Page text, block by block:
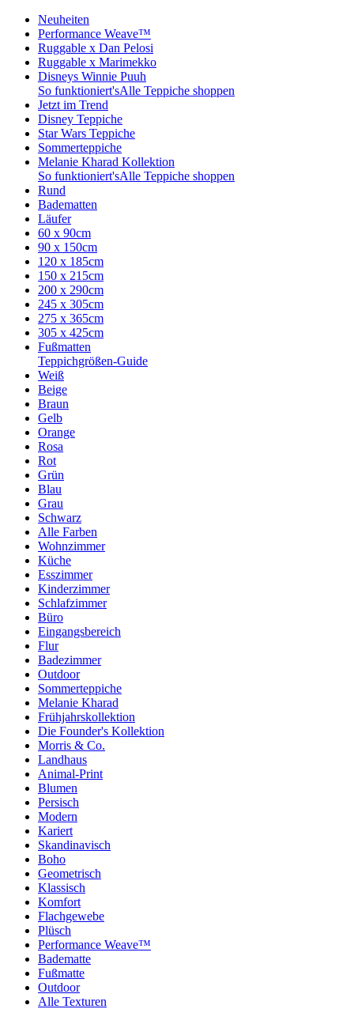
Neuheiten
Performance Weave™
Ruggable x Dan Pelosi
Ruggable x Marimekko
Disneys Winnie Puuh
So funktioniert'sAlle Teppiche shoppen
Jetzt im Trend
Disney Teppiche
Star Wars Teppiche
Sommerteppiche
Melanie Kharad Kollektion
So funktioniert'sAlle Teppiche shoppen
Rund
Badematten
Läufer
60 x 90cm
90 x 150cm
120 x 185cm
150 x 215cm
200 x 290cm
245 x 305cm
275 x 365cm
305 x 425cm
Fußmatten
Teppichgrößen-Guide
Weiß
Beige
Braun
Gelb
Orange
Rosa
Rot
Grün
Blau
Grau
Schwarz
Alle Farben
Wohnzimmer
Küche
Esszimmer
Kinderzimmer
Schlafzimmer
Büro
Eingangsbereich
Flur
Badezimmer
Outdoor
Sommerteppiche
Melanie Kharad
Frühjahrskollektion
Die Founder's Kollektion
Morris & Co.
Landhaus
Animal-Print
Blumen
Persisch
Modern
Kariert
Skandinavisch
Boho
Geometrisch
Klassisch
Komfort
Flachgewebe
Plüsch
Performance Weave™
Badematte
Fußmatte
Outdoor
Alle Texturen